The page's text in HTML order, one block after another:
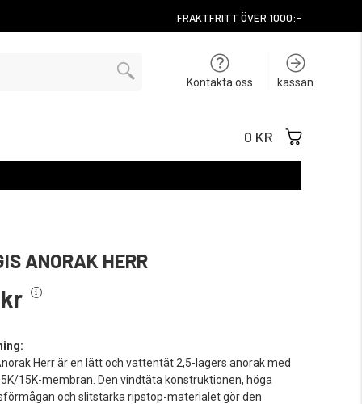
FRAKTFRITT ÖVER 1000:-
Kontakta oss kassan
0 KR
ANORAK HERR
Herr är en lätt och vattentät 2,5-lagers anorak med
15K-membran. Den vindtäta konstruktionen, höga
och slitstarka ripstop-materialet gör den